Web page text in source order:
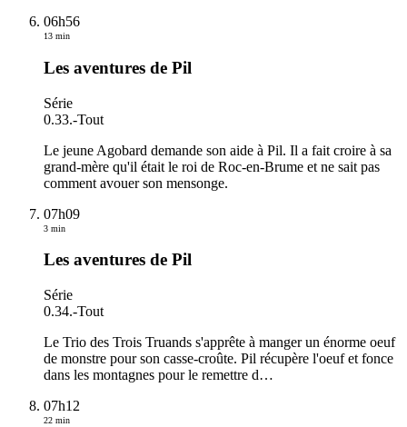
06h56
13 min
Les aventures de Pil
Série
0.33.-Tout
Le jeune Agobard demande son aide à Pil. Il a fait croire à sa
grand-mère qu'il était le roi de Roc-en-Brume et ne sait pas
comment avouer son mensonge.
07h09
3 min
Les aventures de Pil
Série
0.34.-Tout
Le Trio des Trois Truands s'apprête à manger un énorme oeuf
de monstre pour son casse-croûte. Pil récupère l'oeuf et fonce
dans les montagnes pour le remettre d…
07h12
22 min